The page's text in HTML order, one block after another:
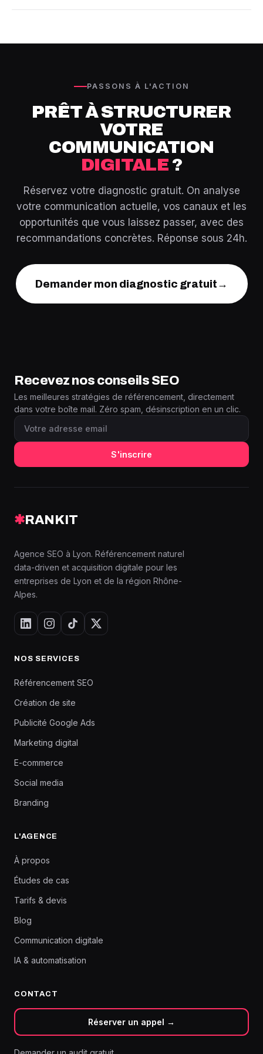
ventes.
leurs efforts et leur budget.
équipe. Votre stratégie est pilotée par un interlocuteur
qui connaît votre marque et vos objectifs.
PASSONS À L'ACTION
PRÊT À STRUCTURER
VOTRE
COMMUNICATION
DIGITALE ?
Réservez votre diagnostic gratuit. On analyse
votre communication actuelle, vos canaux et les
opportunités que vous laissez passer, avec des
recommandations concrètes. Réponse sous 24h.
Demander mon diagnostic gratuit →
Recevez nos conseils SEO
Les meilleures stratégies de référencement, directement
dans votre boîte mail. Zéro spam, désinscription en un clic.
S'inscrire
✱RANKIT
Agence SEO à Lyon. Référencement naturel
data-driven et acquisition digitale pour les
entreprises de Lyon et de la région Rhône-
Alpes.
NOS SERVICES
Référencement SEO
Création de site
Publicité Google Ads
Marketing digital
E-commerce
Social media
Branding
L'AGENCE
À propos
Études de cas
Tarifs & devis
Blog
Communication digitale
IA & automatisation
CONTACT
Réserver un appel →